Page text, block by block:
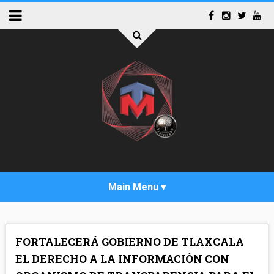
FORTALECERÁ GOBIERNO DE TLAXCALA
EL DERECHO A LA INFORMACIÓN CON